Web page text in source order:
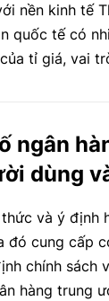
nền kinh tế
quốc tế có
tỉ giá, vai
ổn định tài
ngân
dùng
và ý định
đó cung cấp
chính sách
hàng trung